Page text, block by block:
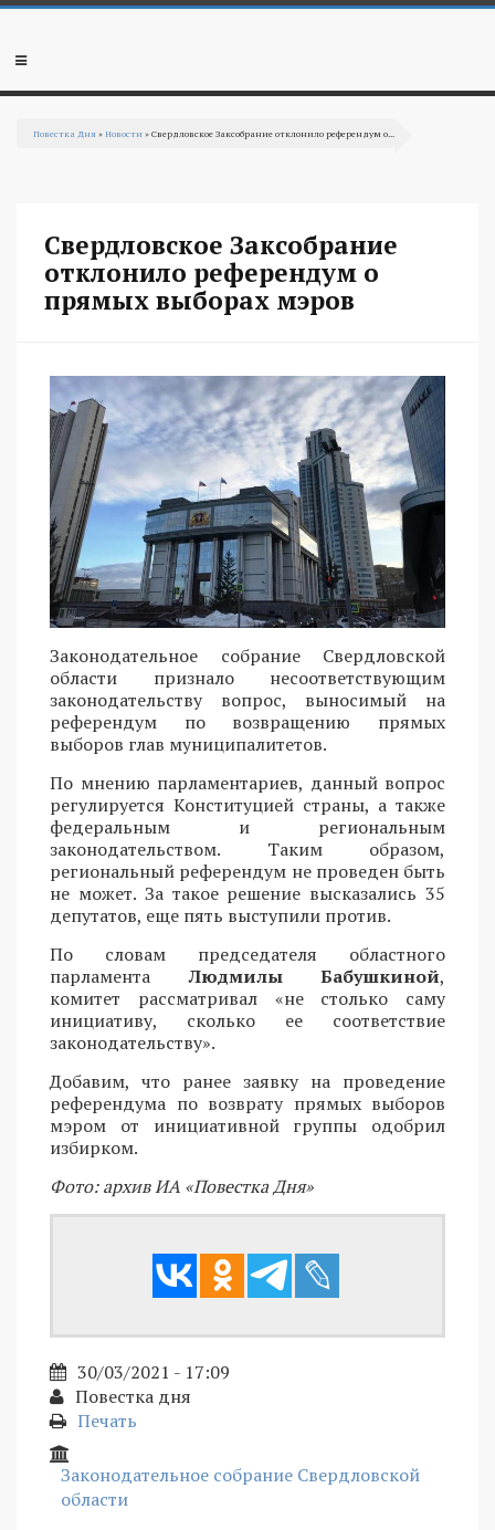
Перейти к основному содержанию
Мобильное
Повестка Дня »Новости » Свердловское Заксобрание отклонило референдум о...
Свердловское Заксобрание
отклонило референдум о
прямых выборах мэров
Законодательное собрание Свердловской
области признало несоответствующим
законодательству вопрос, выносимый на
референдум по возвращению прямых
выборов глав муниципалитетов.
По мнению парламентариев, данный вопрос
регулируется Конституцией страны, а также
федеральным и региональным
законодательством. Таким образом,
региональный референдум не проведен быть
не может. За такое решение высказались 35
депутатов, еще пять выступили против.
По словам председателя областного
парламентаЛюдмилы Бабушкиной,
комитет рассматривал «не столько саму
инициативу, сколько ее соответствие
законодательству».
Добавим, что ранее заявку на проведение
референдума по возврату прямых выборов
мэром от инициативной группы одобрил
избирком.
Фото: архив ИА «Повестка Дня»
30/03/2021 - 17:09
Повестка дня
Печать
Законодательное собрание Свердловской
области